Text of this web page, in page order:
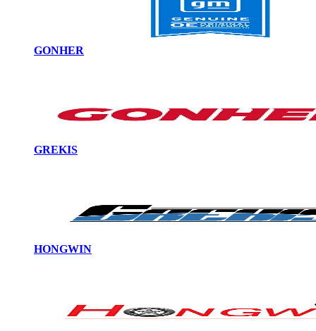
GONHER
GREKIS
HONGWIN